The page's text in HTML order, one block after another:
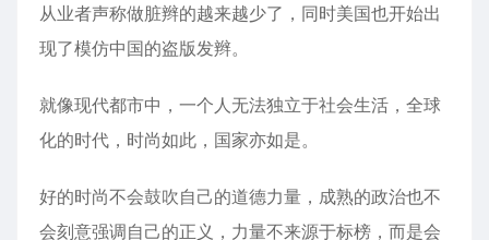
从业者声称做脏辫的越来越少了，同时美国也开始出
现了模仿中国的盗版发辫。
就像现代都市中，一个人无法独立于社会生活，全球
化的时代，时尚如此，国家亦如是。
好的时尚不会鼓吹自己的道德力量，成熟的政治也不
会刻意强调自己的正义，力量不来源于标榜，而是会